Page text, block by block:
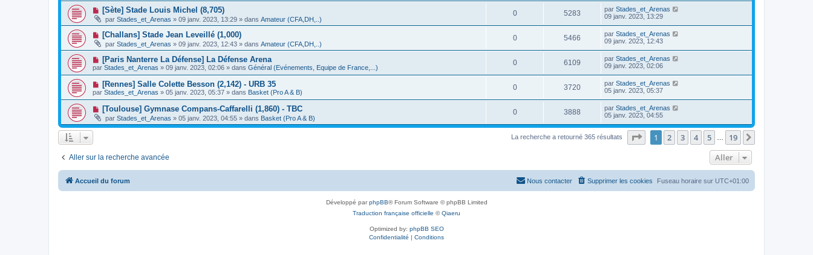
es
a
g
e
u
m
e
s
s
a
g
e
v
a
u
m
e
s
s
a
g
e
N
o
u
v
a
u
m
e
s
s
a
g
e
[Sète] Stade Louis Michel (8,705)
par Stades_et_Arenas » 09 janv. 2023, 13:29 » dans Amateur (CFA,DH,..)
0 5283 par Stades_et_Arenas
09 janv. 2023, 13:29
N
o
u
v
a
u
m
e
s
s
a
g
e
[Challans] Stade Jean Leveillé (1,000)
par Stades_et_Arenas » 09 janv. 2023, 12:43 » dans Amateur (CFA,DH,..)
0 5466 par Stades_et_Arenas
09 janv. 2023, 12:43
N
o
u
v
a
u
m
e
s
s
[Paris Nanterre La Défense] La Défense Arena
par Stades_et_Arenas » 09 janv. 2023, 02:06 » dans Général (Evénements, Equipe de France,...)
0 6109 par Stades_et_Arenas
09 janv. 2023, 02:06
N
o
u
v
a
u
s
a
g
[Rennes] Salle Colette Besson (2,142) - URB 35
par Stades_et_Arenas » 05 janv. 2023, 05:37 » dans Basket (Pro A & B)
0 3720 par Stades_et_Arenas
05 janv. 2023, 05:37
N
o
u
v
m
s
s
[Toulouse] Gymnase Compans-Caffarelli (1,860) - TBC
par Stades_et_Arenas » 05 janv. 2023, 04:55 » dans Basket (Pro A & B)
0 3888 par Stades_et_Arenas
05 janv. 2023, 04:55
La recherche a retourné 365 résultats Page sur19
1 2 3 4 5 19
Aller sur la recherche avancée Aller
Accueil du forum Fuseau horaire sur UTC+01:00
Supprimer les cookies
Nous contacter
Développé parphpBB® Forum Software © phpBB Limited
Traduction française officielle ©Qiaeru
Optimized by: phpBB SEO
Confidentialité | Conditions